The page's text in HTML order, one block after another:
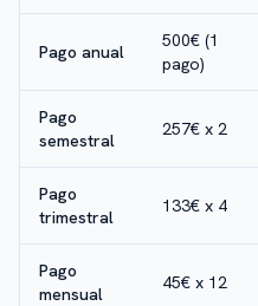
Pago anual
500€ (1
pago)
Pago
semestral
257€ x 2
Pago
trimestral
133€ x 4
Pago
mensual
45€ x 12